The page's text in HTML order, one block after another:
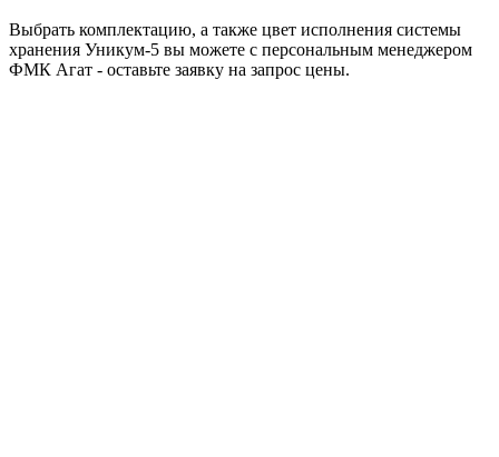
Выбрать комплектацию, а также цвет исполнения системы
хранения Уникум-5 вы можете с персональным менеджером
ФМК Агат - оставьте заявку на запрос цены.